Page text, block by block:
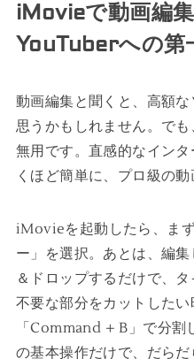
iMovieで動画編集
YouTuberへの第
動画編集と聞くと、高額
思うかもしれません。で
無用です。直感的なイン
くほど簡単に、プロ級の動
iMovieを起動したら、ま
ー」を選択。あとは、編
＆ドロップするだけで、
不要な部分をカットした
「Command + B」で分割
の基本操作だけで、だら